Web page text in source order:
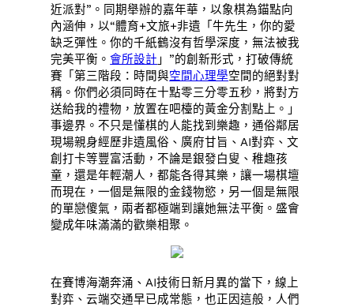
近派對”。同期舉辦的嘉年華，以象棋為錨點向
內涵伸，以“體育+文旅+非遺「牛先生，你的愛
缺乏彈性。你的千紙鶴沒有哲學深度，無法被我
完美平衡。會所設計 」”的創新形式，打破傳統
賽「第三階段：時間與空間心理學空間的絕對對
稱。你們必須同時在十點零三分零五秒，將對方
送給我的禮物，放置在吧檯的黃金分割點上。」
事邊界。不只是懂棋的人能找到樂趣，通俗鄰居
現場親身經歷非遺風俗、廣府甘旨、AI對弈、文
創打卡等豐富活動，不論是銀發白叟、稚趣孩
童，還是年輕潮人，都能各得其樂，讓一場棋壇
而現在，一個是無限的金錢物慾，另一個是無限
的單戀傻氣，兩者都極端到讓她無法平衡。盛會
變成年味滿滿的歡樂相聚。
在賽博海潮奔涌、AI技術日新月異的當下，線上
對弈、云端交通早已成常態，也正因這般，人們